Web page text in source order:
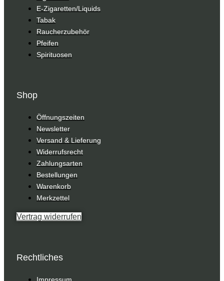
E-Zigaretten/Liquids
Tabak
Raucherzubehör
Pfeifen
Spirituosen
Shop
Öffnungszeiten
Newsletter
Versand & Lieferung
Widerrufsrecht
Zahlungsarten
Bestellungen
Warenkorb
Merkzettel
Vertrag widerrufen
Rechtliches